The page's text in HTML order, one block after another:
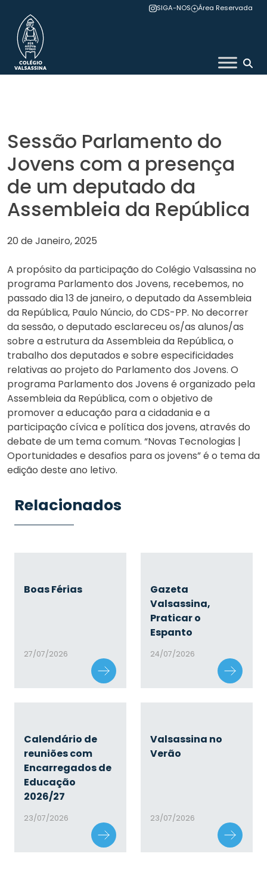
content
SIGA-NOS Área Reservada
Colégio Valsassina
Sessão Parlamento do
Jovens com a presença
de um deputado da
Assembleia da República
20 de Janeiro, 2025
A propósito da participação do Colégio Valsassina no
programa Parlamento dos Jovens, recebemos, no
passado dia 13 de janeiro, o deputado da Assembleia
da República, Paulo Núncio, do CDS-PP. No decorrer
da sessão, o deputado esclareceu os/as alunos/as
sobre a estrutura da Assembleia da República, o
trabalho dos deputados e sobre especificidades
relativas ao projeto do Parlamento dos Jovens. O
programa Parlamento dos Jovens é organizado pela
Assembleia da República, com o objetivo de
promover a educação para a cidadania e a
participação cívica e política dos jovens, através do
debate de um tema comum. “Novas Tecnologias |
Oportunidades e desafios para os jovens” é o tema da
edição deste ano letivo.
Relacionados
Boas Férias
27/07/2026
Gazeta
Valsassina,
Praticar o
Espanto
24/07/2026
Calendário de
reuniões com
Encarregados de
Educação
2026/27
23/07/2026
Valsassina no
Verão
23/07/2026